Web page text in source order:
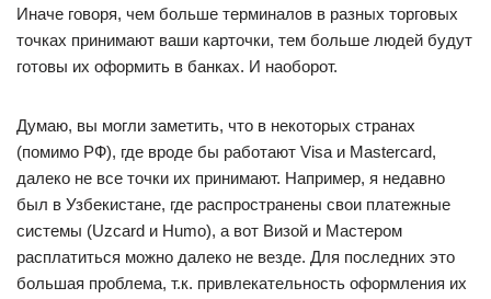
Иначе говоря, чем больше терминалов в разных торговых
точках принимают ваши карточки, тем больше людей будут
готовы их оформить в банках. И наоборот.
Думаю, вы могли заметить, что в некоторых странах
(помимо РФ), где вроде бы работают Visa и Mastercard,
далеко не все точки их принимают. Например, я недавно
был в Узбекистане, где распространены свои платежные
системы (Uzcard и Humo), а вот Визой и Мастером
расплатиться можно далеко не везде. Для последних это
большая проблема, т.к. привлекательность оформления их